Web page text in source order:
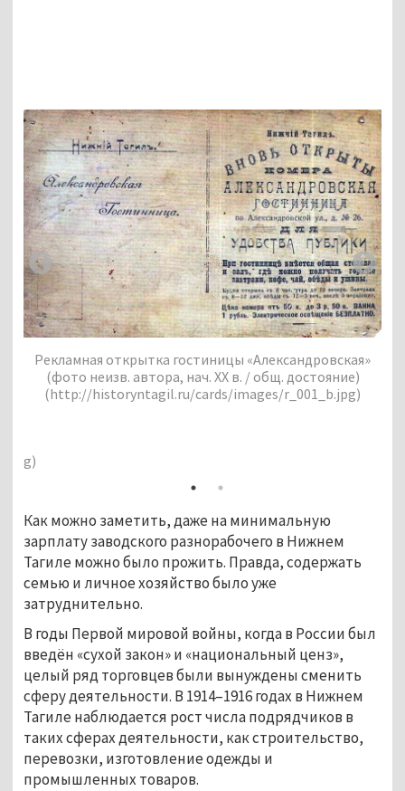
Рекламная открытка гостиницы «Александровская»
(фото неизв. автора, нач. ХХ в. / общ. достояние)
(http://historyntagil.ru/cards/images/r_001_b.jpg)
Как можно заметить, даже на минимальную
зарплату заводского разнорабочего в Нижнем
Тагиле можно было прожить. Правда, содержать
семью и личное хозяйство было уже
затруднительно.
В годы Первой мировой войны, когда в России был
введён «сухой закон» и «национальный ценз»,
целый ряд торговцев были вынуждены сменить
сферу деятельности. В 1914–1916 годах в Нижнем
Тагиле наблюдается рост числа подрядчиков в
таких сферах деятельности, как строительство,
перевозки, изготовление одежды и
промышленных товаров.